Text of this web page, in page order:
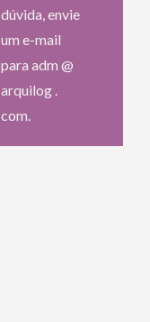
dúvida, envie
um e-mail
para adm @
arquilog .
com.